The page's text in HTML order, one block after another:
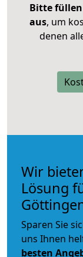
Bitte
aus, um
denen
Wir
Lösung
Sparen Sie
uns Ihnen
besten